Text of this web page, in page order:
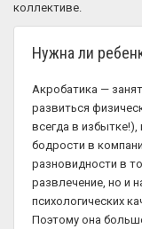
коллективе.
Нужна ли
Акробатика —
развиться
всегда в
бодрости в
разновидности в
развлечение, но и
психологических
Поэтому она